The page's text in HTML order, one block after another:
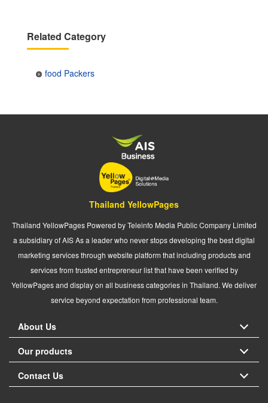
Related Category
food Packers
Thailand YellowPages
Thailand YellowPages Powered by Teleinfo Media Public Company Limited
a subsidiary of AIS As a leader who never stops developing the best digital
marketing services through website platform that including products and
services from trusted entrepreneur list that have been verified by
YellowPages and display on all business categories in Thailand. We deliver
service beyond expectation from professional team.
About Us
Our products
Contact Us